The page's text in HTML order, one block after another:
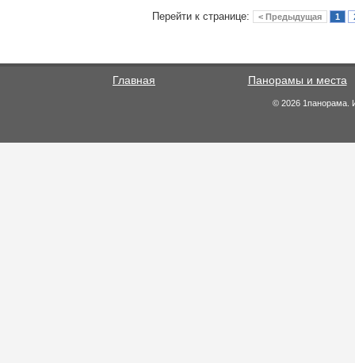
Перейти к странице: < Предыдущая 1
Главная Панорамы и места
© 2026 1панорама.